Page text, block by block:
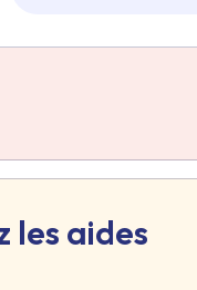
les aides